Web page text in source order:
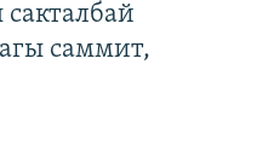
саммит,